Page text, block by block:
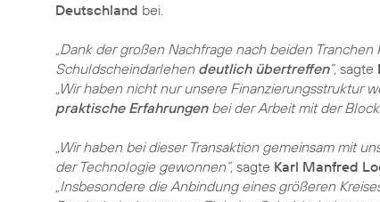
Deutschland bei.
„Dank der großen Nachfrage nach beiden
Schuldscheindarlehen deutlich übertreffen“, sagte
„Wir haben nicht nur unsere Finanzierungsstruktur
praktische Erfahrungenbei der Arbeit mit der
„Wir haben bei dieser Transaktion gemeinsam mit
der Technologie gewonnen“, sagte Karl Manfred
„Insbesondere die Anbindung eines größeren